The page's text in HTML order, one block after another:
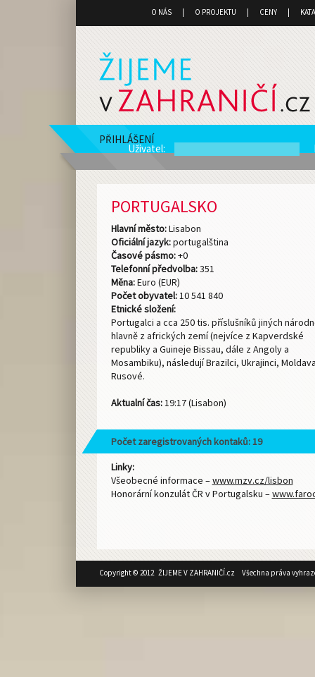
O NÁS O PROJEKTU CENY
PŘIHLÁŠENÍ
Uživatel:
PORTUGALSKO
Hlavní město:Lisabon
Oficiální jazyk:portugalština
Časové pásmo:+0
Telefonní předvolba:351
Měna:Euro (EUR)
Počet obyvatel:10 541 840
Etnické složení:
Portugalci a cca 250 tis. příslušníků jiných
hlavně z afrických zemí (nejvíce z Kapverdské
republiky a Guineje Bissau, dále z Angoly a
Mosambiku), následují Brazilci, Ukrajinci,
Rusové.
Aktualní čas:19:17 (Lisabon)
Počet zaregistrovaných kontaků: 19
Linky:
Všeobecné informace –www.mzv.cz/lisbon
Honorární konzulát ČR v Portugalsku –
Copyright © 2012 ŽIJEME V ZAHRANIČÍ.cz Všechna práva